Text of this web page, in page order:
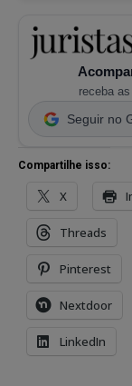
receba
Seguir no
Compartilhe isso:
X
Threads
Pinterest
Nextdoor
LinkedIn